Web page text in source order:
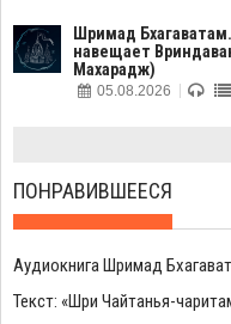
Шримад
навещает
Махарадж)
05.08.2026
ПОНРАВИВШЕЕСЯ
Аудиокнига Шримад
Текст: «Шри Чайтанья-